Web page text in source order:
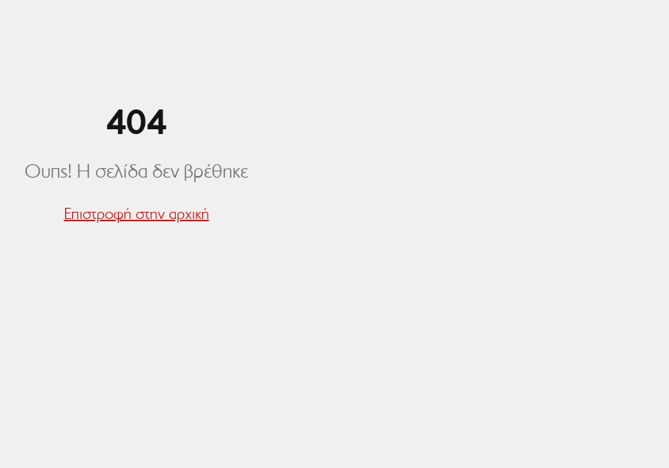
404
Ουπς! Η σελίδα δεν βρέθηκε
Επιστροφή στην αρχική